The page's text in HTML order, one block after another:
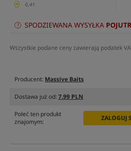
0,41
SPODZIEWANA WYSYŁKA
Wszystkie podane ceny zawierają podatek
Producent: Massive Baits
Dostawa już od:7.99 PLN
Poleć ten produkt
znajomym:
ZALOGUJ